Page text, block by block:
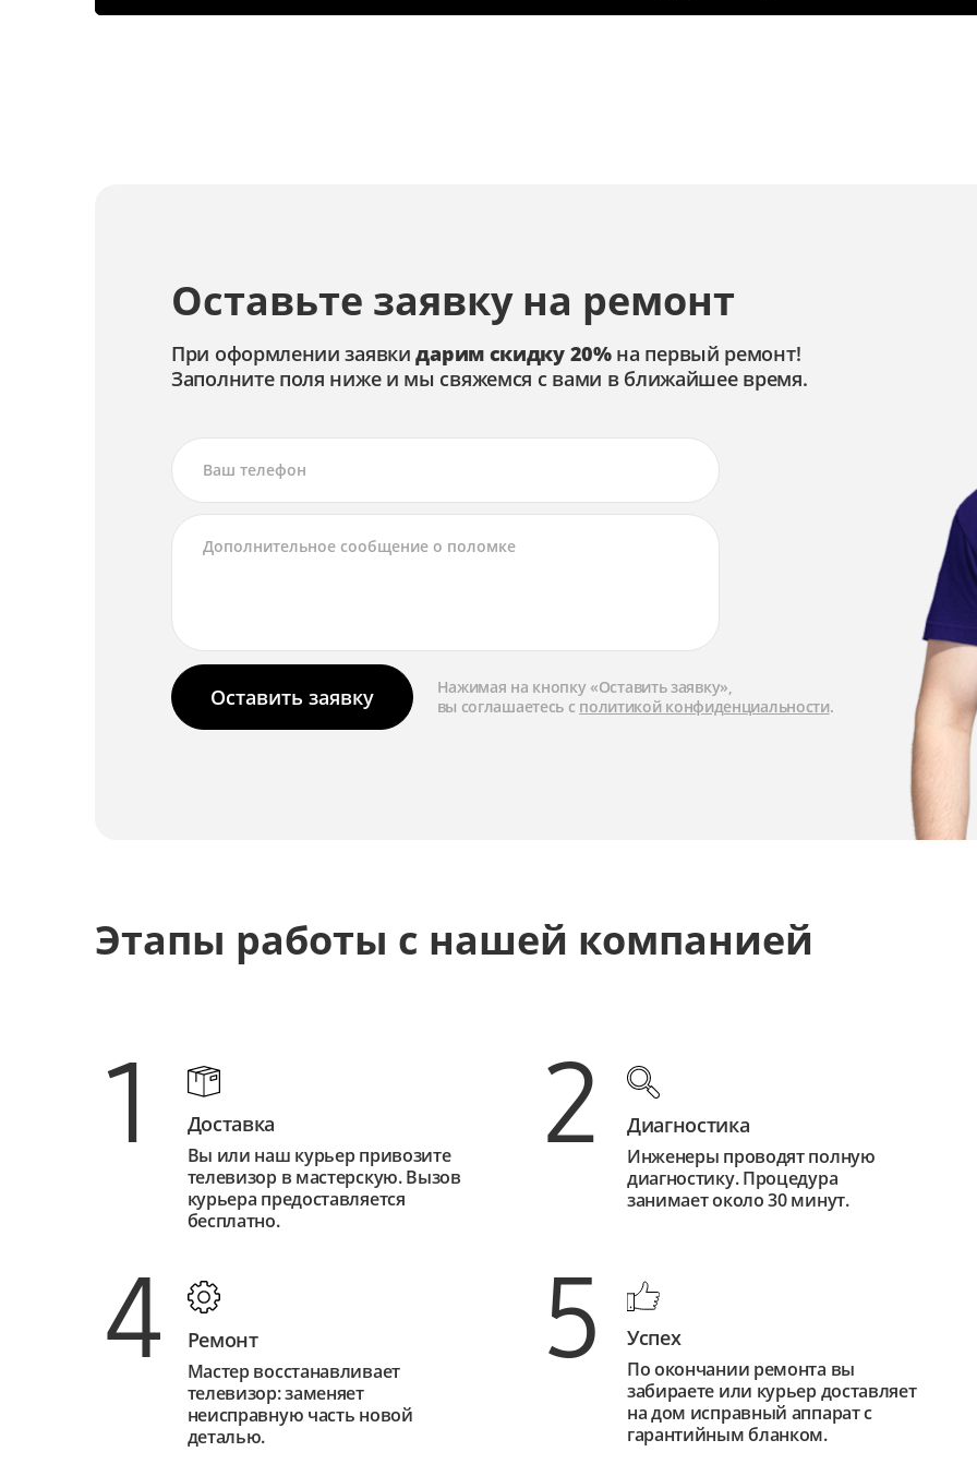
Оставьте заявку на ремонт
При оформлении заявкидарим скидку 20%на первый ремонт!
Заполните поля ниже и мы свяжемся с вами в ближайшее время.
Оставить заявку
Нажимая на кнопку «Оставить заявку»,
вы соглашаетесь с политикой конфиденциальности.
Этапы работы с нашей компанией
1 Доставка
Вы или наш курьер привозите
телевизор в мастерскую. Вызов
курьера предоставляется
бесплатно.
2 Диагностика
Инженеры проводят полную
диагностику. Процедура
занимает около 30 минут.
4 Ремонт
Мастер восстанавливает
телевизор: заменяет
неисправную часть новой
деталью.
5 Успех
По окончании ремонта вы
забираете или курьер доставляет
на дом исправный аппарат с
гарантийным бланком.